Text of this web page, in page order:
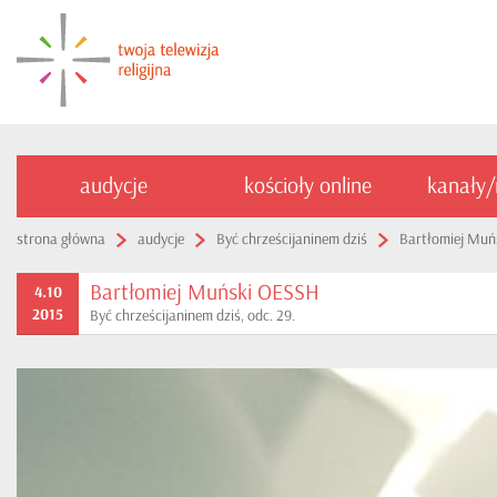
audycje kościoły online
strona główna audycje Być chrześcijaninem dziś Bartłomiej
4.10
2015
Bartłomiej Muński OESSH
Być chrześcijaninem dziś, odc. 29.